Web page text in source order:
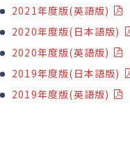
2021年度版(英語版)
2020年度版(日本語版)
2020年度版(英語版)
2019年度版(日本語版)
2019年度版(英語版)